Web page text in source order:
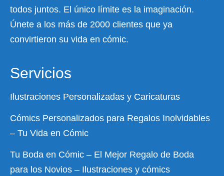
todos juntos. El único límite es la imaginación.
Únete a los más de 2000 clientes que ya
convirtieron su vida en cómic.
Servicios
Ilustraciones Personalizadas y Caricaturas
Cómics Personalizados para Regalos Inolvidables
– Tu Vida en Cómic
Tu Boda en Cómic – El Mejor Regalo de Boda
para los Novios – Ilustraciones y cómics